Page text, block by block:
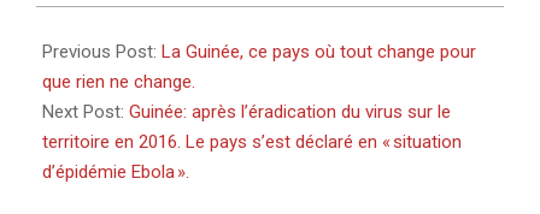
02-
16
Previous Post: La Guinée, ce pays où tout change pour
que rien ne change.
Next Post: Guinée: après l’éradication du virus sur le
territoire en 2016. Le pays s’est déclaré en « situation
d’épidémie Ebola ».